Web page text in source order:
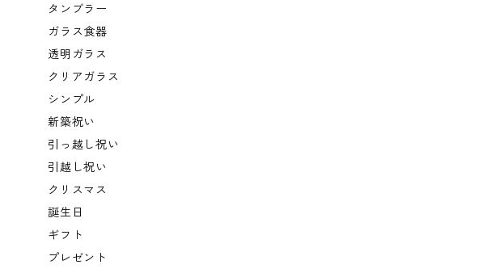
タンブラー
ガラス食器
透明ガラス
クリアガラス
シンプル
新築祝い
引っ越し祝い
引越し祝い
クリスマス
誕生日
ギフト
プレゼント